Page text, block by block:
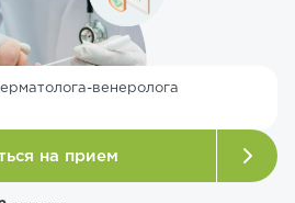
венеролога
на прием